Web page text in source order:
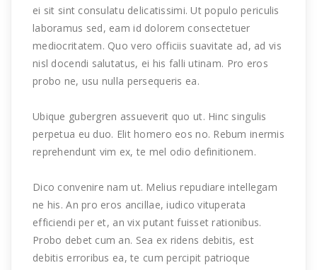
ei sit sint consulatu delicatissimi. Ut populo periculis
laboramus sed, eam id dolorem consectetuer
mediocritatem. Quo vero officiis suavitate ad, ad vis
nisl docendi salutatus, ei his falli utinam. Pro eros
probo ne, usu nulla persequeris ea.
Ubique gubergren assueverit quo ut. Hinc singulis
perpetua eu duo. Elit homero eos no. Rebum inermis
reprehendunt vim ex, te mel odio definitionem.
Dico convenire nam ut. Melius repudiare intellegam
ne his. An pro eros ancillae, iudico vituperata
efficiendi per et, an vix putant fuisset rationibus.
Probo debet cum an. Sea ex ridens debitis, est
debitis erroribus ea, te cum percipit patrioque